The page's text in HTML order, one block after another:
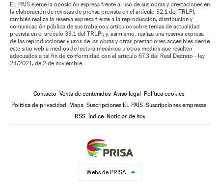
EL PAÍS ejerce la oposición expresa frente al uso de sus obras y prestaciones en
la elaboración de revistas de prensa prevista en el artículo 32.1 del TRLPI;
también realiza la reserva expresa frente a la reproducción, distribución y
comunicación pública de sus trabajos y artículos sobre temas de actualidad
prevista en el artículo 33.1 del TRLPI; y, asimismo, realiza una reserva expresa
de las reproducciones y usos de las obras y otras prestaciones accesibles desde
este sitio web a medios de lectura mecánica u otros medios que resulten
adecuados a tal fin de conformidad con el artículo 67.3 del Real Decreto - ley
24/2021, de 2 de noviembre
Contacto Venta de contenidos Aviso legal Política cookies
Política de privacidad Mapa Suscripciones EL PAÍS Suscripciones empresas
RSS Índice Noticias de hoy
Webs de PRISA